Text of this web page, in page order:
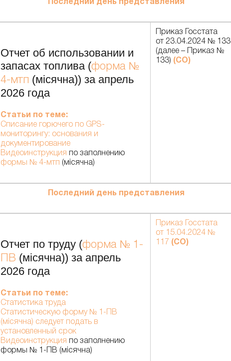
Последний день представления
Отчет об использовании и
запасах топлива (форма №
4-мтп (місячна)) за апрель
2026 года
Статьи по теме:
Списание горючего по GPS-
мониторингу: основания и
документирование
Видеоинструкция по заполнению
формы № 4-мтп (місячна)
Приказ Госстата
от 23.04.2024 № 133
(далее – Приказ №
133) (СО)
Последний день представления
Отчет по труду (форма № 1-
ПВ (місячна)) за апрель
2026 года
Статьи по теме:
Статистика труда
Статистическую форму № 1-ПВ
(місячна) следует подать в
установленный срок
Видеоинструкция по заполнению
формы № 1-ПВ (місячна)
Приказ Госстата
от 15.04.2024 №
117 (СО)